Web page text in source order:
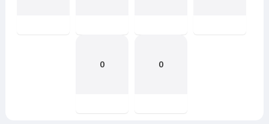
0 0